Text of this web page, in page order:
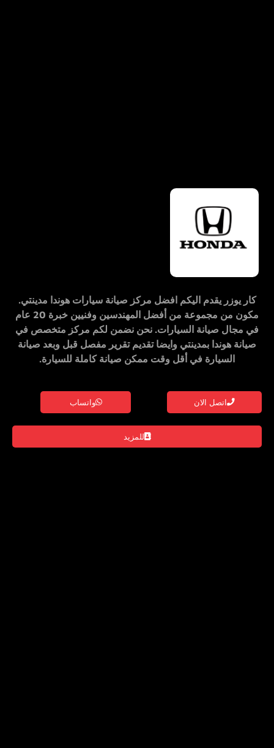
كار يوزر يقدم اليكم افضل مركز صيانة سيارات هوندا مدينتي.
مكون من مجموعة من أفضل المهندسين وفنيين خبرة 20 عام
في مجال صيانة السيارات. نحن نضمن لكم مركز متخصص في
صيانة هوندا بمدينتي وايضا تقديم تقرير مفصل قبل وبعد صيانة
السيارة في أقل وقت ممكن صيانة كاملة للسيارة.
اتصل الان واتساب
للمزيد